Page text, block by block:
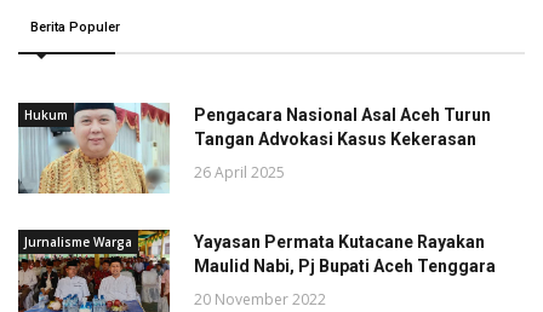
Berita Populer
Hukum
Pengacara Nasional Asal Aceh Turun
Tangan Advokasi Kasus Kekerasan
26 April 2025
Jurnalisme Warga
Yayasan Permata Kutacane Rayakan
Maulid Nabi, Pj Bupati Aceh Tenggara
20 November 2022